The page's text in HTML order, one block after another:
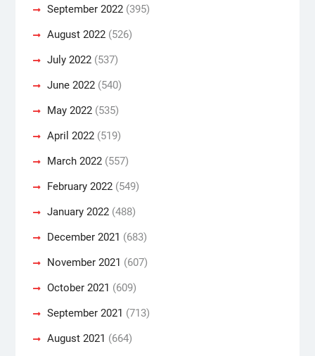
September 2022(395)
August 2022(526)
July 2022(537)
June 2022(540)
May 2022(535)
April 2022(519)
March 2022(557)
February 2022(549)
January 2022(488)
December 2021 (683)
November 2021 (607)
October 2021 (609)
September 2021 (713)
August 2021 (664)